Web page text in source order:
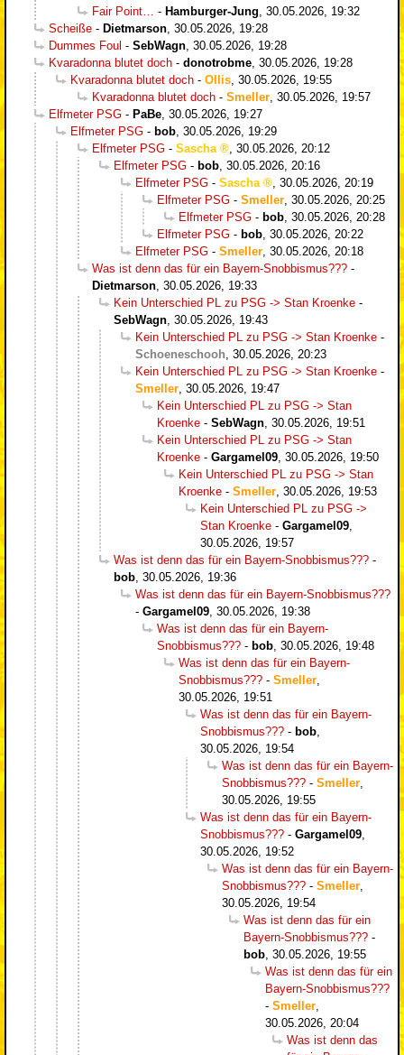
Fair Point…
- Hamburger-Jung 30.05.2026, 19:32
Scheiße - Dietmarson 30.05.2026, 19:28
Dummes Foul - SebWagn 30.05.2026, 19:28
Kvaradonna blutet doch - donotrobme 30.05.2026, 19:28
Kvaradonna blutet doch - Ollis 30.05.2026, 19:55
Kvaradonna blutet doch - Smeller 30.05.2026, 19:57
Elfmeter PSG - PaBe 30.05.2026, 19:27
Elfmeter PSG - bob 30.05.2026, 19:29
Elfmeter PSG - Sascha
30.05.2026, 20:12
Elfmeter PSG - bob 30.05.2026, 20:16
Elfmeter PSG - Sascha
30.05.2026, 20:19
Elfmeter PSG - Smeller 30.05.2026, 20:25
Elfmeter PSG - bob 30.05.2026, 20:28
Elfmeter PSG - bob 30.05.2026, 20:22
Elfmeter PSG - Smeller 30.05.2026, 20:18
Was ist denn das für ein Bayern-Snobbismus??? -
Dietmarson 30.05.2026, 19:33
Kein Unterschied PL zu PSG -> Stan Kroenke -
SebWagn 30.05.2026, 19:43
Kein Unterschied PL zu PSG -> Stan Kroenke -
Schoeneschooh 30.05.2026, 20:23
Kein Unterschied PL zu PSG -> Stan Kroenke -
Smeller 30.05.2026, 19:47
Kein Unterschied PL zu PSG -> Stan
Kroenke - SebWagn 30.05.2026, 19:51
Kein Unterschied PL zu PSG -> Stan
Kroenke - Gargamel09 30.05.2026, 19:50
Kein Unterschied PL zu PSG -> Stan
Kroenke - Smeller 30.05.2026, 19:53
Kein Unterschied PL zu PSG ->
Stan Kroenke - Gargamel09
30.05.2026, 19:57
Was ist denn das für ein Bayern-Snobbismus??? -
bob 30.05.2026, 19:36
Was ist denn das für ein Bayern-Snobbismus???
- Gargamel09 30.05.2026, 19:38
Was ist denn das für ein Bayern-
Snobbismus??? - bob 30.05.2026, 19:48
Was ist denn das für ein Bayern-
Snobbismus??? - Smeller
30.05.2026, 19:51
Was ist denn das für ein Bayern-
Snobbismus??? - bob
30.05.2026, 19:54
Was ist denn das für ein Bayern-
Snobbismus??? - Smeller
30.05.2026, 19:55
Was ist denn das für ein Bayern-
Snobbismus??? - Gargamel09
30.05.2026, 19:52
Was ist denn das für ein Bayern-
Snobbismus??? - Smeller
30.05.2026, 19:54
Was ist denn das für ein
Bayern-Snobbismus??? -
bob 30.05.2026, 19:55
Was ist denn das für ein
Bayern-Snobbismus???
- Smeller
30.05.2026, 20:04
Was ist denn das